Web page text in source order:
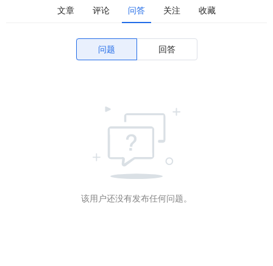
文章 评论 问答 关注 收藏
问题 回答
该用户还没有发布任何问题。